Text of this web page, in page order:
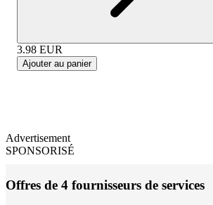
3.98 EUR
Ajouter au panier
Advertisement
SPONSORISÉ
Offres de 4 fournisseurs de services